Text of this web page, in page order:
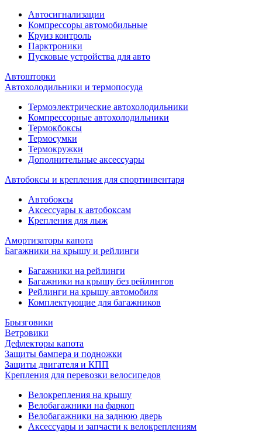
Автосигнализации
Компрессоры автомобильные
Круиз контроль
Парктроники
Пусковые устройства для авто
Автошторки
Автохолодильники и термопосуда
Термоэлектрические автохолодильники
Компрессорные автохолодильники
Термокбоксы
Термосумки
Термокружки
Дополнительные аксессуары
Автобоксы и крепления для спортинвентаря
Автобоксы
Аксессуары к автобоксам
Крепления для лыж
Амортизаторы капота
Багажники на крышу и рейлинги
Багажники на рейлинги
Багажники на крышу без рейлингов
Рейлинги на крышу автомобиля
Комплектующие для багажников
Брызговики
Ветровики
Дефлекторы капота
Защиты бампера и подножки
Защиты двигателя и КПП
Крепления для перевозки велосипедов
Велокрепления на крышу
Велобагажники на фаркоп
Велобагажники на заднюю дверь
Аксессуары и запчасти к велокреплениям